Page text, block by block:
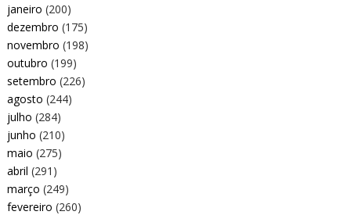
janeiro (200)
dezembro (175)
novembro (198)
outubro (199)
setembro (226)
agosto (244)
julho (284)
junho (210)
maio (275)
abril (291)
março (249)
fevereiro (260)